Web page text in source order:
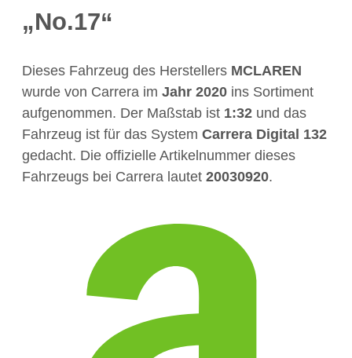
„No.17“
Dieses Fahrzeug des Herstellers MCLAREN
wurde von Carrera im Jahr 2020 ins Sortiment
aufgenommen. Der Maßstab ist 1:32 und das
Fahrzeug ist für das System Carrera Digital 132
gedacht. Die offizielle Artikelnummer dieses
Fahrzeugs bei Carrera lautet 20030920.